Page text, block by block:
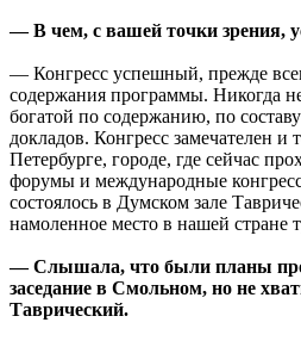
— В чем, с вашей точки зрения,
— Конгресс успешный, прежде
содержания программы. Никогда
богатой по содержанию, по
докладов. Конгресс замечателен и
Петербурге, городе, где сейчас
форумы и международные
состоялось в Думском зале
намоленное место в нашей стране
— Слышала, что были планы
заседание в Смольном, но не
Таврический.